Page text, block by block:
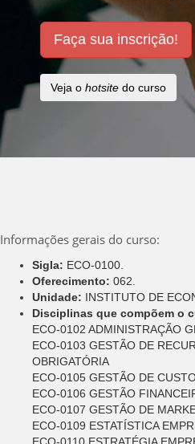
Faça sua inscrição!
Veja o hotsite do curso
Informações gerais do curso:
Sigla: ECO-0100.
Oferecimento: 062.
Unidade: INSTITUTO DE
Disciplinas que compõem o
ECO-0102 ADMINISTRAÇÃO
ECO-0103 GESTÃO DE
OBRIGATÓRIA
ECO-0105 GESTÃO DE
ECO-0106 GESTÃO
ECO-0107 GESTÃO DE
ECO-0109 ESTATÍSTICA